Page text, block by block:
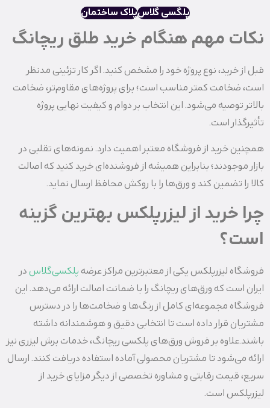
پلگسی گلاسپلاک ساختمان
نکات مهم هنگام خرید طلق ریچانگ
قبل از خرید، نوع پروژه خود را مشخص کنید. اگر کار تزئینی مدنظر
است، ضخامت کمتر مناسب است؛ برای پروژه‌های مقاوم‌تر، ضخامت
بالاتر توصیه می‌شود. این انتخاب بر دوام و کیفیت نهایی پروژه
تأثیرگذار است.
همچنین خرید از فروشگاه معتبر اهمیت دارد. نمونه‌های تقلبی در
بازار موجودند؛ بنابراین همیشه از فروشنده‌ای خرید کنید که اصالت
کالا را تضمین کند و ورق‌ها را با روکش محافظ ارسال نماید.
چرا خرید از لیزرپلکس بهترین گزینه
است؟
فروشگاه لیزرپلکس یکی از معتبرترین مراکز عرضه پلکسی‌گلاسدر
ایران است که ورق‌های ریچانگ را با ضمانت اصالت ارائه می‌دهد. این
فروشگاه مجموعه‌ای کامل از رنگ‌ها و ضخامت‌ها را در دسترس
مشتریان قرار داده است تا انتخابی دقیق و هوشمندانه داشته
باشند.علاوه بر فروش ورق‌های پلکسی ریچانگ، خدمات برش لیزری نیز
ارائه می‌شود تا مشتریان محصولی آماده استفاده دریافت کنند. ارسال
سریع، قیمت رقابتی و مشاوره تخصصی از دیگر مزایای خرید از
لیزرپلکس است.